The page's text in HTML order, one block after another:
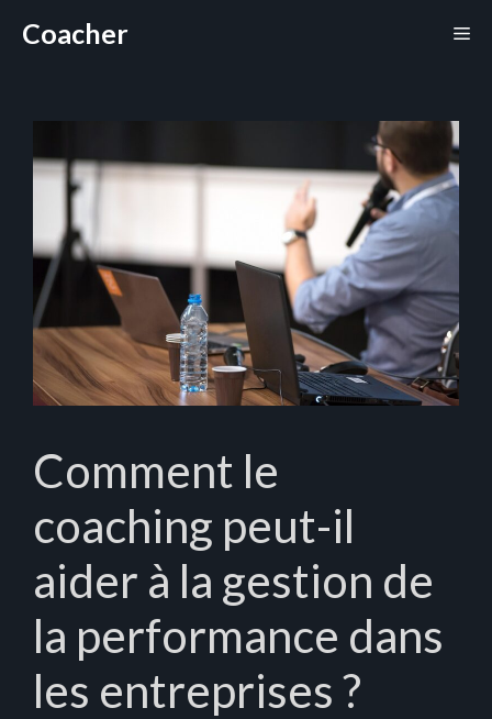
Coacher
Comment le
coaching peut-il
aider à la gestion de
la performance dans
les entreprises ?